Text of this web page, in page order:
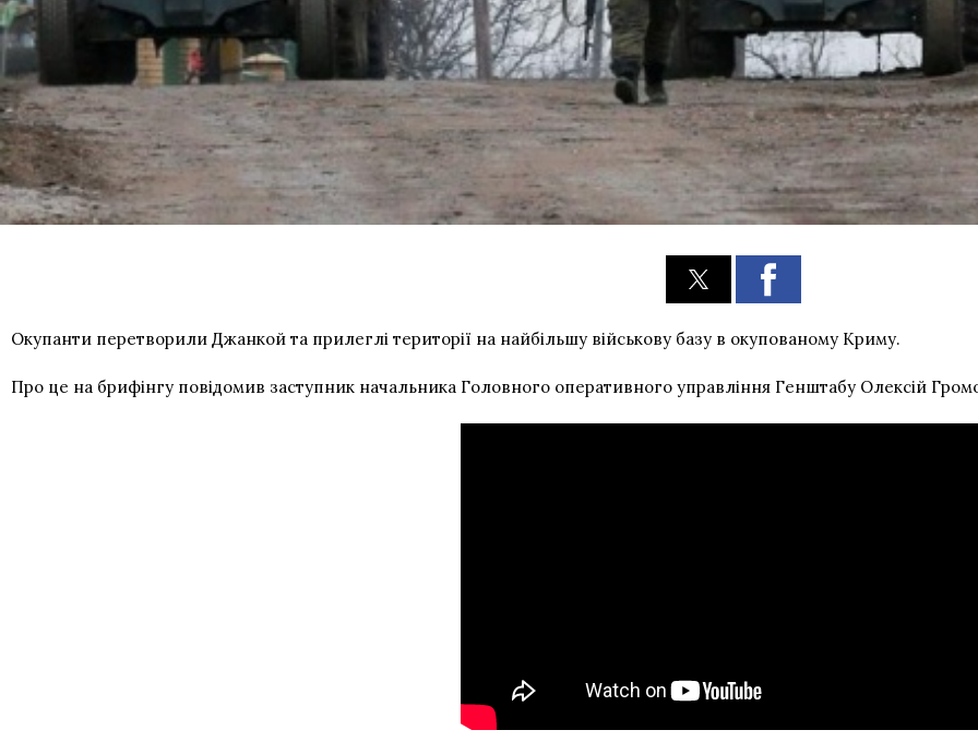
Окупанти перетворили Джанкой та прилеглі території на найбільшу військову базу в окупованому Криму.
Про це на брифінгу повідомив заступник начальника Головного оперативного управління Генштабу Олексій